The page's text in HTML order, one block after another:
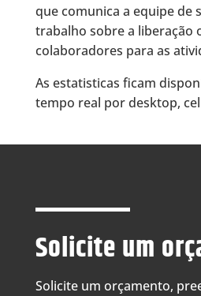
que comunica a equipe de
trabalho sobre a liberação
colaboradores para as
As estatisticas ficam
tempo real por desktop,
Solicite um
Solicite um orçamento,